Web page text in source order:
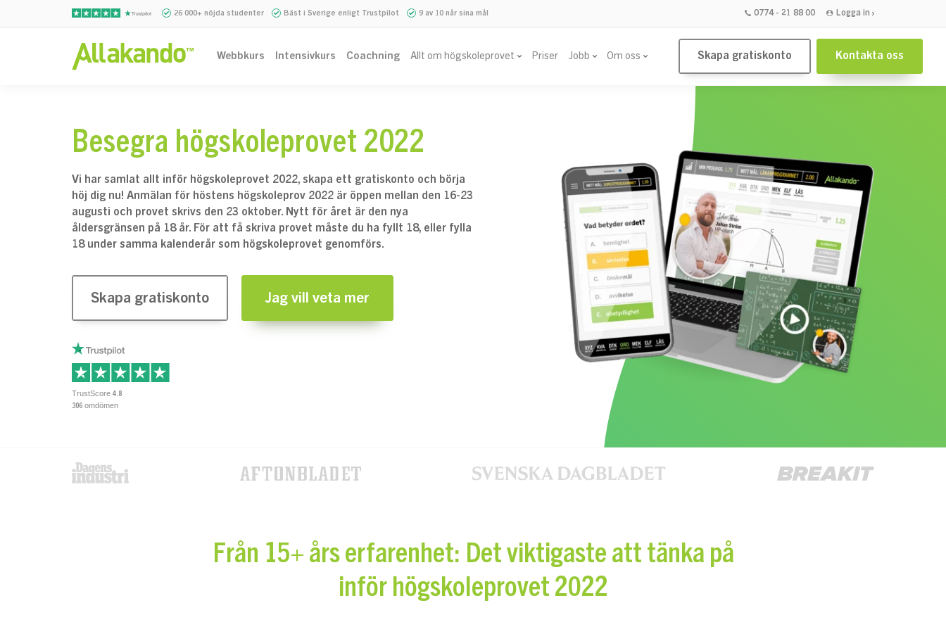
26 000+ nöjda studenter Bäst i Sverige enligt Trustpilot 9 av 10 når sina mål 0774 - 21 88 00 Logga in
Webbkurs Intensivkurs Coachning Allt om högskoleprovet Priser Jobb Om oss Skapa gratiskonto Kontakta oss
Besegra högskoleprovet 2022
Vi har samlat allt inför högskoleprovet 2022, skapa ett gratiskonto och börja
höj dig nu! Anmälan för höstens högskoleprov 2022 är öppen mellan den 16-23
augusti och provet skrivs den 23 oktober. Nytt för året är den nya
åldersgränsen på 18 år. För att få skriva provet måste du ha fyllt 18, eller fylla
18 under samma kalenderår som högskoleprovet genomförs.
Skapa gratiskonto Jag vill veta mer
TrustScore 4.8
306 omdömen
Från 15+ års erfarenhet: Det viktigaste att tänka på
inför högskoleprovet 2022